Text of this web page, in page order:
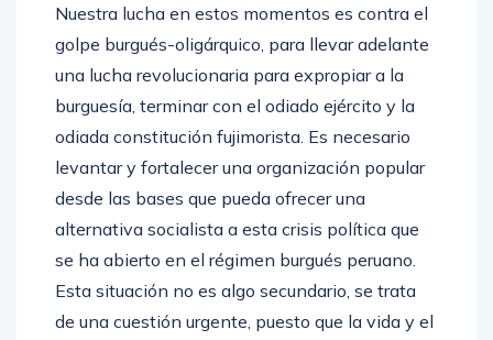
Nuestra lucha en estos momentos es contra el
golpe burgués-oligárquico, para llevar adelante
una lucha revolucionaria para expropiar a la
burguesía, terminar con el odiado ejército y la
odiada constitución fujimorista. Es necesario
levantar y fortalecer una organización popular
desde las bases que pueda ofrecer una
alternativa socialista a esta crisis política que
se ha abierto en el régimen burgués peruano.
Esta situación no es algo secundario, se trata
de una cuestión urgente, puesto que la vida y el